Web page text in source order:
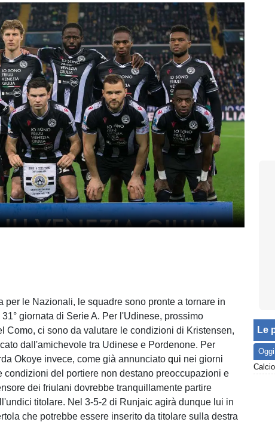
per le Nazionali, le squadre sono pronte a tornare in
giornata di Serie A. Per l'Udinese, prossimo
Como, ci sono da valutare le condizioni di Kristensen,
dall'amichevole tra Udinese e Pordenone. Per
Okoye invece, come già annunciatoqui nei giorni
condizioni del portiere non destano preoccupazioni e
dei friulani dovrebbe tranquillamente partire
titolare. Nel 3-5-2 di Runjaic agirà dunque lui in
che potrebbe essere inserito da titolare sulla destra
Le
Oggi